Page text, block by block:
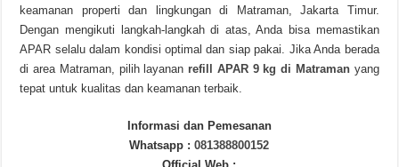
keamanan properti dan lingkungan di Matraman, Jakarta Timur.
Dengan mengikuti langkah-langkah di atas, Anda bisa memastikan
APAR selalu dalam kondisi optimal dan siap pakai. Jika Anda berada
di area Matraman, pilih layanan refill APAR 9 kg di Matramanyang
tepat untuk kualitas dan keamanan terbaik.
Informasi dan Pemesanan
Whatsapp :081388800152